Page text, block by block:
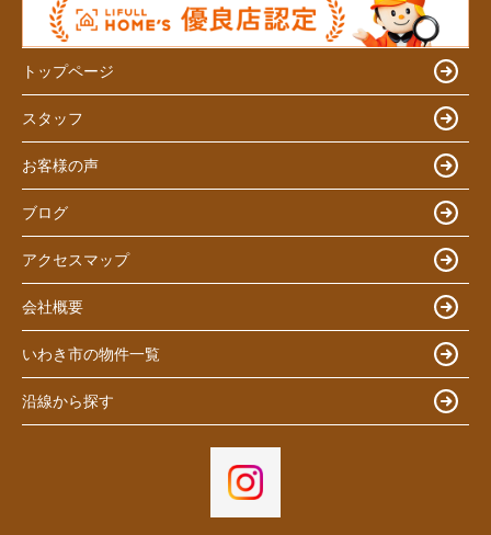
トップページ
スタッフ
お客様の声
ブログ
アクセスマップ
会社概要
いわき市の物件一覧
沿線から探す